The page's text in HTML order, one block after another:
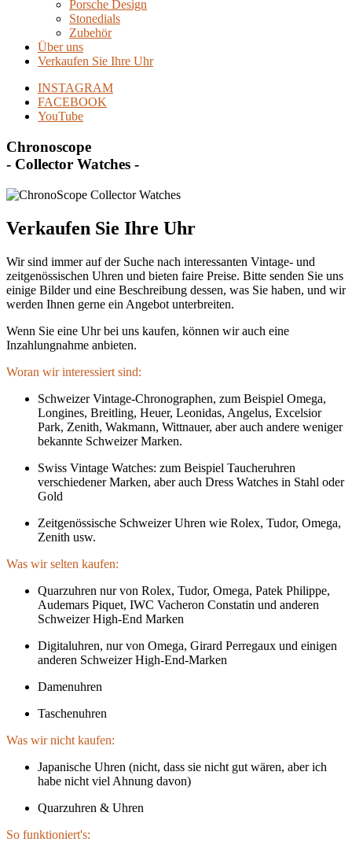
Porsche Design
Stonedials
Zubehör
Über uns
Verkaufen Sie Ihre Uhr
INSTAGRAM
FACEBOOK
YouTube
Chronoscope
- Collector Watches -
Verkaufen Sie Ihre Uhr
Wir sind immer auf der Suche nach interessanten Vintage- und
zeitgenössischen Uhren und bieten faire Preise. Bitte senden Sie uns
einige Bilder und eine Beschreibung dessen, was Sie haben, und wir
werden Ihnen gerne ein Angebot unterbreiten.
Wenn Sie eine Uhr bei uns kaufen, können wir auch eine
Inzahlungnahme anbieten.
Woran wir interessiert sind:
Schweizer Vintage-Chronographen, zum Beispiel Omega,
Longines, Breitling, Heuer, Leonidas, Angelus, Excelsior
Park, Zenith, Wakmann, Wittnauer, aber auch andere weniger
bekannte Schweizer Marken.
Swiss Vintage Watches: zum Beispiel Taucheruhren
verschiedener Marken, aber auch Dress Watches in Stahl oder
Gold
Zeitgenössische Schweizer Uhren wie Rolex, Tudor, Omega,
Zenith usw.
Was wir selten kaufen:
Quarzuhren nur von Rolex, Tudor, Omega, Patek Philippe,
Audemars Piquet, IWC Vacheron Constatin und anderen
Schweizer High-End Marken
Digitaluhren, nur von Omega, Girard Perregaux und einigen
anderen Schweizer High-End-Marken
Damenuhren
Taschenuhren
Was wir nicht kaufen:
Japanische Uhren (nicht, dass sie nicht gut wären, aber ich
habe nicht viel Ahnung davon)
Quarzuhren & Uhren
So funktioniert's: